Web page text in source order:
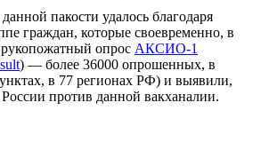
пакости удалось благодаря
граждан, которые своевременно, в
рукопожатный опрос АКСИО-1
) — более 36000 опрошенных, в
в 77 регионах РФ) и выявили,
против данной вакханалии.